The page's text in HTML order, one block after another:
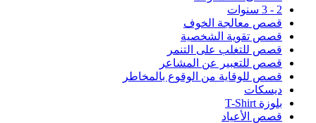
2 - 3 سنوات
قصص معالجة الخوف
قصص تقوية الشخصية
قصص للتغلب على التنمر
قصص للتعبير عن المشاعر
قصص للوقاية من الوقوع بالمخاطر
ديسكات
بلوزة T-Shirt
قصص الأعياد